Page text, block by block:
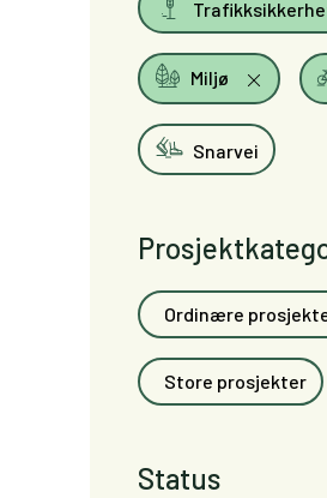
Miljø
Snarvei
Ordinære
Store prosjekter
Status